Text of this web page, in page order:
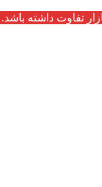
تفاوت داشته